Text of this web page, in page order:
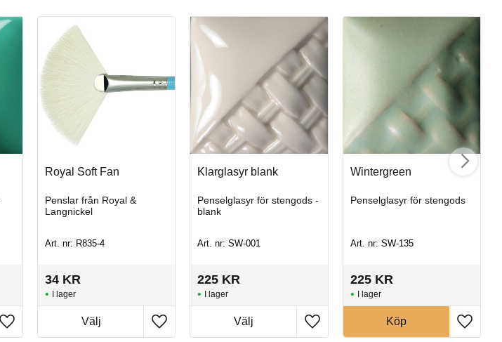
Royal Soft Fan
Penslar från Royal &
Langnickel
Art. nr: R835-4
34 KR
I lager
Klarglasyr blank
Penselglasyr för stengods -
blank
Art. nr: SW-001
225 KR
I lager
Wintergreen
Penselglasyr för stengods
Art. nr: SW-135
225 KR
I lager
Köp